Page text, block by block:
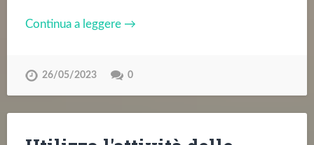
Continua a leggere →
26/05/2023 0